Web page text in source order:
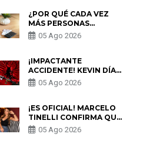
¿POR QUÉ CADA VEZ
MÁS PERSONAS
UTILIZAN UNA VPN
PARA PROTEGER SU
05 Ago 2026
¡IMPACTANTE
ACCIDENTE! KEVIN DÍAZ
CAE DESDE OCHO
METROS EN “ESTO ES
PREOCUPACIÓN
05 Ago 2026
¡ES OFICIAL! MARCELO
TINELLI CONFIRMA QUE
REGRESÓ CON MILETT
FIGUEROA: “EL AMOR
05 Ago 2026